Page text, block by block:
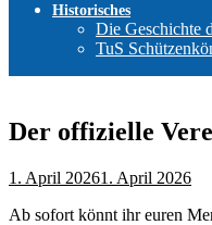
Historisches
Die Geschichte
TuS
Der offizielle
1. April 20261. April 2026
Ab sofort könnt ihr euren